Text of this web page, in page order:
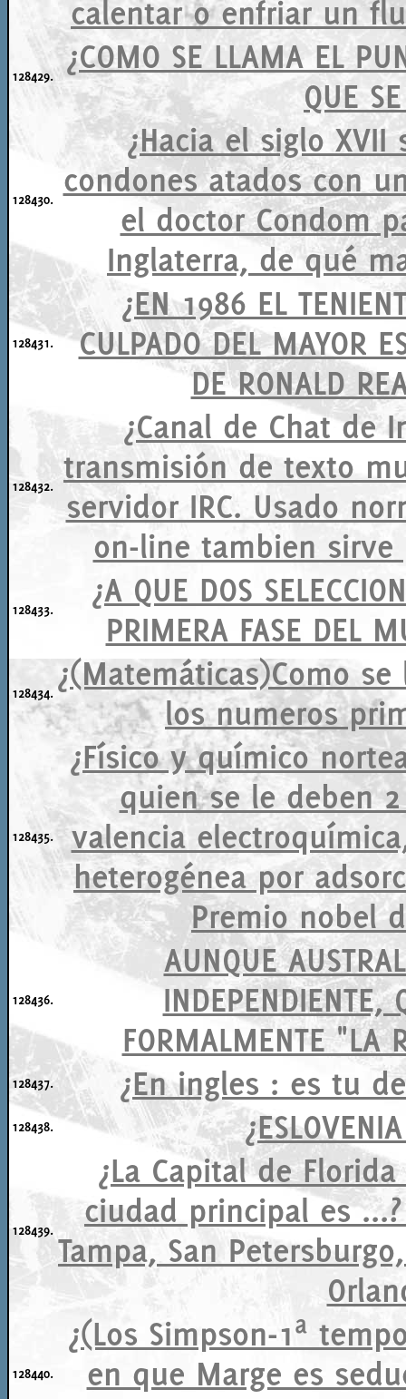
calentar o enfriar un
128429.
¿COMO SE LLAMA EL
QUE
128430.
¿Hacia el siglo
condones atados con
el doctor Condom
Inglaterra, de qué
128431.
¿EN 1986 EL
CULPADO DEL MAYOR
DE RONALD
128432.
¿Canal de Chat de
transmisión de texto
servidor IRC. Usado
on-line tambien
128433.
¿A QUE DOS
PRIMERA FASE DEL
128434. ¿(Matemáticas)Como
los numeros
128435.
¿Físico y químico
quien se le deben
valencia
heterogénea por
Premio nobel
128436.
AUNQUE
INDEPENDIENTE,
FORMALMENTE "LA
128437. ¿En ingles : es tu
128438.
128439.
¿La Capital de
ciudad principal es
Tampa, San
128440.
¿(Los Simpson-1ª
en que Marge es